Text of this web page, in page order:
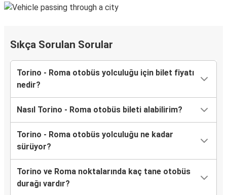
Sıkça Sorulan Sorular
Torino - Roma otobüs yolculuğu için bilet fiyatı
nedir?
Nasıl Torino - Roma otobüs bileti alabilirim?
Torino - Roma otobüs yolculuğu ne kadar
sürüyor?
Torino ve Roma noktalarında kaç tane otobüs
durağı vardır?